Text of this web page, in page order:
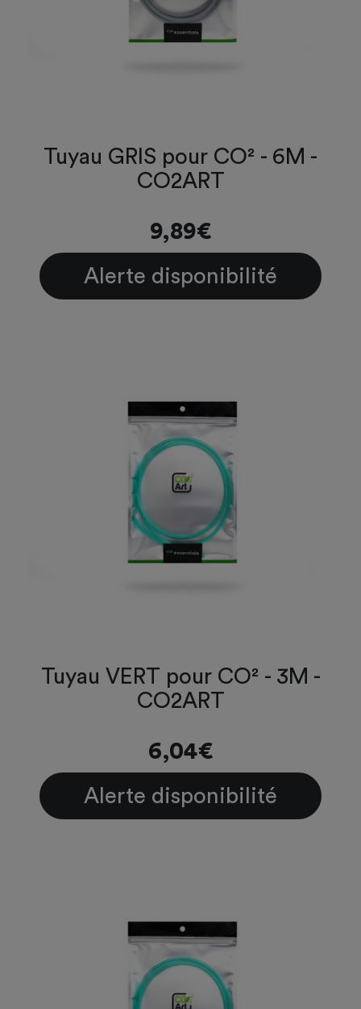
Tuyau GRIS pour CO² - 6M -
CO2ART
9,89€
Alerte disponibilité
Tuyau VERT pour CO² - 3M -
CO2ART
6,04€
Alerte disponibilité